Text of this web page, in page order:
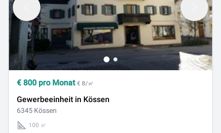
€ 800 pro Monat € 8/㎡
Gewerbeeinheit in Kössen
6345 Kössen
100 ㎡